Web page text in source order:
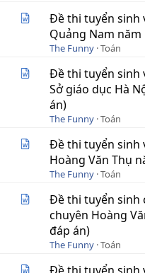
Đề thi tuyển sinh
Quảng Nam năm
The Funny Toán
Đề thi tuyển sinh
Sở giáo dục Hà
án)
The Funny Toán
Đề thi tuyển sinh
Hoàng Văn Thụ
The Funny Toán
Đề thi tuyển sinh
chuyên Hoàng
đáp án)
The Funny Toán